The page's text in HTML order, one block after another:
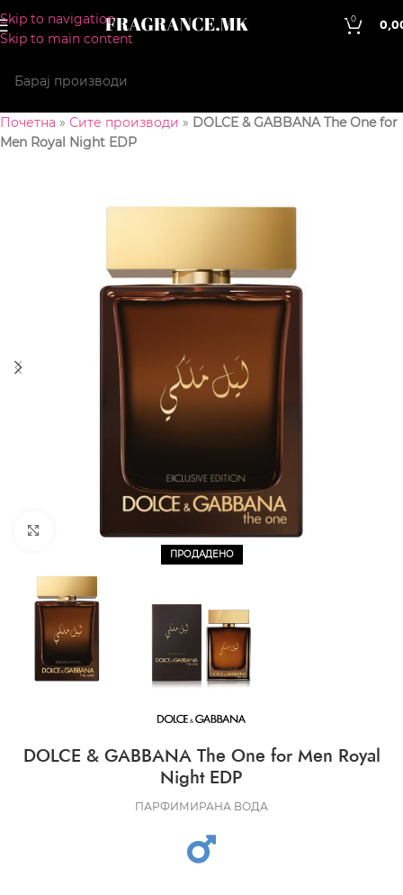
Skip to navigation
Skip to main content
0
Почетна » Сите производи » DOLCE & GABBANA The One for
Men Royal Night EDP
ПРОДАДЕНО
CLICK TO ENLARGE
DOLCE & GABBANA The One for Men Royal
Night EDP
ПАРФИМИРАНА ВОДА